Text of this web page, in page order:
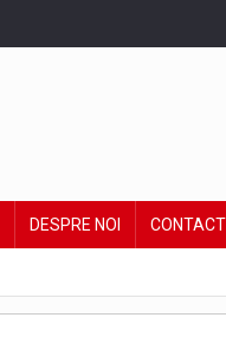
DESPRE NOI CONTACT